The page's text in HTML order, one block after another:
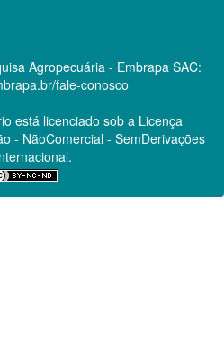
Agropecuária - Embrapa SAC:
fale-conosco
está licenciado sob a Licença
- NãoComercial - SemDerivações